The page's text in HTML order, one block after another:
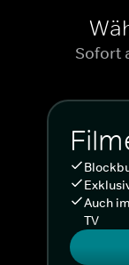
Sofort
Auch
TV